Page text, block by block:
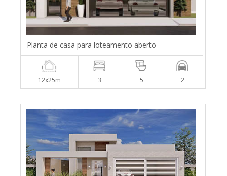
Planta de casa para loteamento aberto
12x25m 3 5 2